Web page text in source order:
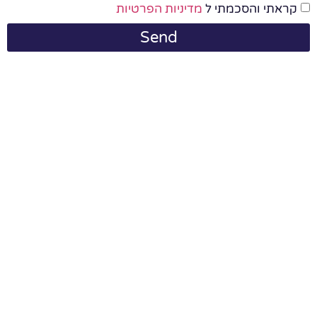
קראתי והסכמתי ל מדיניות הפרטיות
Send